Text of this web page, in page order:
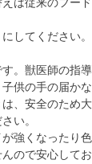
してください。
。獣医師の指
供の手の届か
、安全のため
い。
強くなったり
ので安心してお